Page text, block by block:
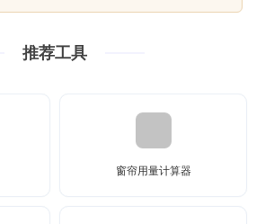
推荐工具
窗帘用量计算器